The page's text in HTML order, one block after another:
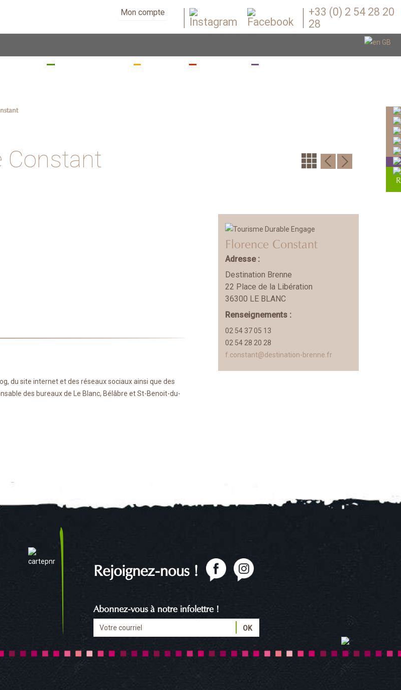
+33 (0) 2 54 28 20
28
Mon compte
Constant
Florence Constant
Adresse :
Destination Brenne
22 Place de la Libération
36300 LE BLANC
Renseignements :
02 54 37 05 13
02 54 28 20 28
f.constant@destination-brenne.fr
du site internet et des réseaux sociaux ainsi que des
des bureaux de Le Blanc, Bélâbre et St-Benoit-du-
Rejoignez-nous !
Abonnez-vous à notre infolettre !